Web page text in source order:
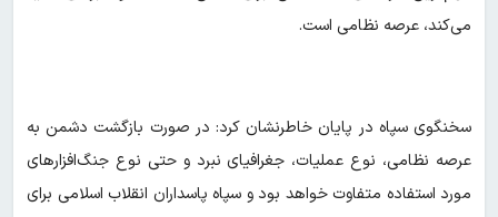
می‌کند، عرصه نظامی است.
سخنگوی سپاه در پایان خاطرنشان کرد: در صورت بازگشت دشمن به
عرصه نظامی، نوع عملیات، جغرافیای نبرد و حتی نوع جنگ‌افزارهای
مورد استفاده متفاوت خواهد بود و سپاه پاسداران انقلاب اسلامی برای